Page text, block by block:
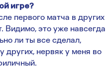
игре?
первого матча в других
Видимо, это уже
ли ты все сделал,
других, нервяк у меня во